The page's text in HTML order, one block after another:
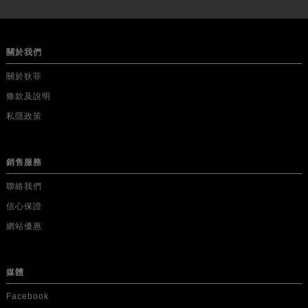
關於我們
關於狄菲
條款及說明
私隱政策
銷售服務
聯絡我們
信心保證
網站優惠
媒體
Facebook